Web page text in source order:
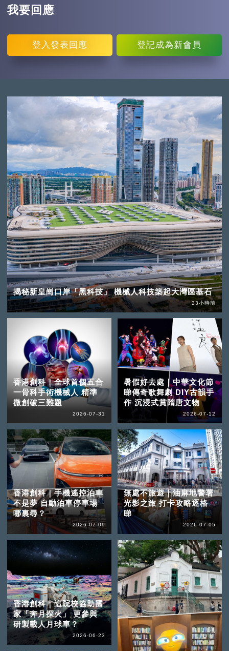
我要回應
登入 發表回應 登記成為新會員
揭秘新皇崗口岸「黑科技」 機械人科技築起大灣區基石
23小時前
香港創科｜全球首個五合
一骨科手術機械人 精準
微創破三難題
2026-07-31
暑假好去處｜中華文化節
睇傳奇歌舞劇 DIY古韻手
作 沉浸式賞隋唐文物
2026-07-12
香港創科｜手機遙控泊車
不是夢 自動泊車停車場
哪裏尋？
2026-07-09
無處不旅遊｜油麻地警署
光影之旅 打卡攻略逐格
睇
2026-07-05
香港創科｜這院校協助國
家「奔月探火」 更參與
研製載人月球車？
2026-06-23